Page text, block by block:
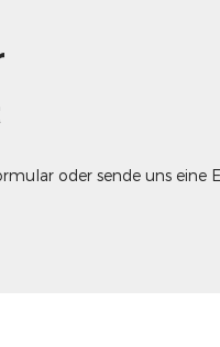
oder sende uns eine